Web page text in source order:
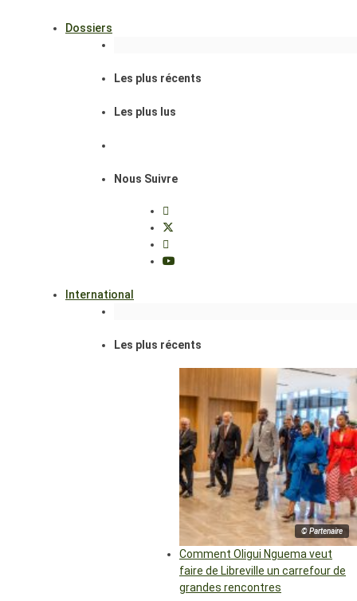
Dossiers
Les plus récents
Les plus lus
Nous Suivre
International
Les plus récents
© Partenaire
Comment Oligui Nguema veut
faire de Libreville un carrefour de
grandes rencontres